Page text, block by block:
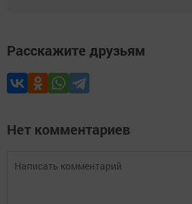
Расскажите друзьям
Нет комментариев